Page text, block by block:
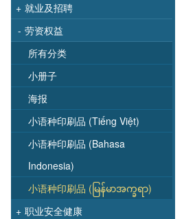
+ 就业及招聘
- 劳资权益
所有分类
小册子
海报
小语种印刷品 (Tiếng Việt)
小语种印刷品 (Bahasa
Indonesia)
小语种印刷品 (မြန်မာအက္ခရာ)
+ 职业安全健康